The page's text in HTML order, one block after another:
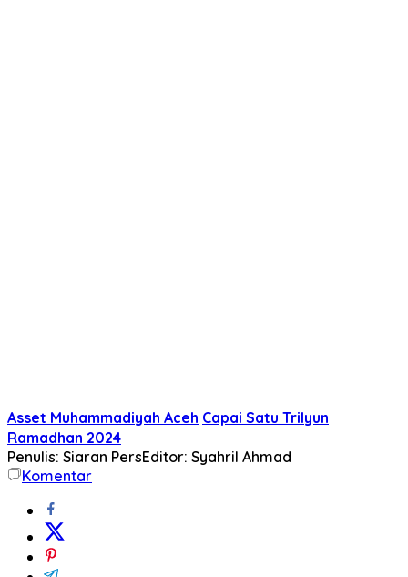
Asset Muhammadiyah Aceh Capai Satu Trilyun
Ramadhan 2024
Penulis: Siaran PersEditor: Syahril Ahmad
Komentar